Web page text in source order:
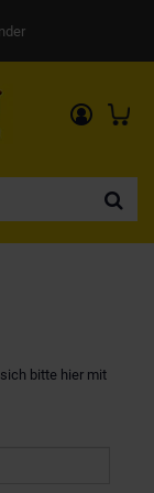
bitte hier mit